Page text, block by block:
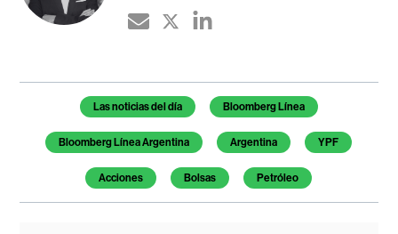
Temas de este artículo
Las noticias del día Bloomberg Línea
Bloomberg Línea Argentina Argentina YPF
Acciones Bolsas Petróleo